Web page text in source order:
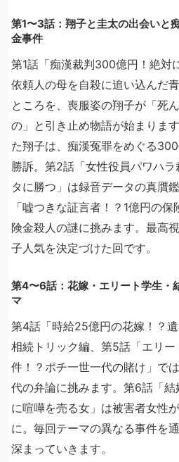
第1〜3話：翔子と圭太の出会いと
金事件
第1話「痴漢裁判300億円！絶対
依頼人の母を自殺に追い込んだ
ところを、喪服姿の翔子が「死
の」と引き止め物語が始まりま
た翔子は、痴漢冤罪をめぐる
勝訴。第2話「女性役員パワハ
タに勝つ」は録音データの真贋
「嘘つきな証言者！？1億円の
険金殺人の謎に挑みます。最高
子人気を決定づけた回です。
第4〜6話：花嫁・エリート学生・
マ
第4話「時給25億円の花嫁！？
相続トリック編、第5話「エリ
件！？ポチ一世一代の賭け」で
代の弁論に挑みます。第6話「
に喧嘩を売る女」は被害者女性
に。毎回テーマの異なる事件を
深まっていきます。